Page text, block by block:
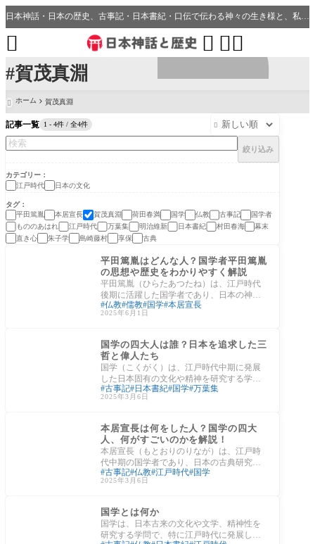
#賀茂真淵
日本神話・日本の歴史、古事記・日本書紀・口伝で伝わる神々の生き様と、私たちの分野・生活、開運、神社との繋がり
 

 ホーム 賀茂真淵
記事一覧 1 - 4件 / 全4件 
絞り込み
カテゴリー
江戸時代
日本の文化
タグ
平田篤胤
本居宣長 賀茂真淵 荷田春満 国学 仏教 古事記
国学者
もののあはれ
江戸時代 万葉集 明治維新 日本書紀 村田春海
幕末
直き心
朱子学 島崎藤村 享保 古典
日本の文化
平田篤胤はどんな人？国学者平田篤胤
の思想や歴史をわかりやすく解説
平田篤胤（ひらたあつたね）は、江戸時代
後期に活躍した国学者であり、日本の神道
思想や霊魂観を独自に探究した思想家とし
て知ら
仏教 儒教 国学 本居宣長
2025年6月1日
国学の四大人は誰？日本を追求した三
哲と偉人たち
国学（こくがく）は、江戸時代中期に発展
した日本固有の文化や精神を研究する学問
です。中国から伝わった儒学や仏教の影響
を排し
古事記 日本書紀 国学 万葉集
2025年3月6日
本居宣長は何をした人？国学の四大
人、何がすごいのかを解説！
本居宣長（もとおりのりなが）は、江戸時
代中期の国学者であり、日本の古典研究を
大成した人物です。彼は『古事記』の研究
を通じ
古事記 仏教 江戸時代 国学
2025年3月6日
国学とは何か
国学は、日本古来の文化や文学、精神性を
研究する学問で、特に江戸時代に発展しま